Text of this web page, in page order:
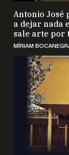
Antonio José
a dejar nada
sale arte por
MÍRIAM